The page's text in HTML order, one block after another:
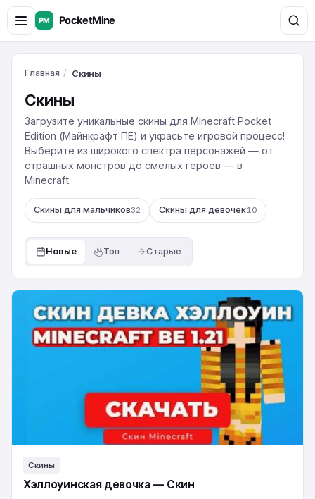
Главная / Скины
Скины
Загрузите уникальные скины для Minecraft Pocket
Edition (Майнкрафт ПЕ) и украсьте игровой процесс!
Выберите из широкого спектра персонажей — от
страшных монстров до смелых героев — в
Minecraft.
Скины для мальчиков32 Скины для девочек10
Новые Топ Старые
Хэллоуинская
девочка
Скин
Скины
Хэллоуинская девочка — Скин